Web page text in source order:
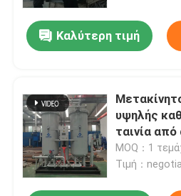
Καλύτερη τιμή
υψηλής
ταινία
MOQ：1
Τιμή：